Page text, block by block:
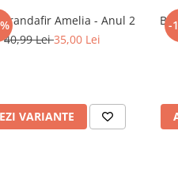
Trandafir Amelia - Anul 2
40,99 Lei35,00 Lei
VARIANTE
-